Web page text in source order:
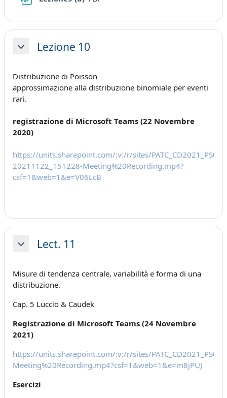
MinimizzaLezione 10
Distribuzione di Poisson
approssimazione alla distribuzione binomiale per eventi
rari.
registrazione di Microsoft Teams (22 Novembre
2020)
https://units.sharepoint.com/:v:/r/sites/
20211122_151228-Meeting%20Recording.mp4?
csf=1&web=1&e=V06LcB
MinimizzaLect. 11
Misure di tendenza centrale, variabilità e forma di una
distribuzione.
Cap. 5 Luccio & Caudek
Registrazione di Microsoft Teams (24 Novembre
2021)
https://units.sharepoint.com/:v:/r/sites/
Meeting%20Recording.mp4?csf=1&web=1&e=m8jPUJ
Esercizi